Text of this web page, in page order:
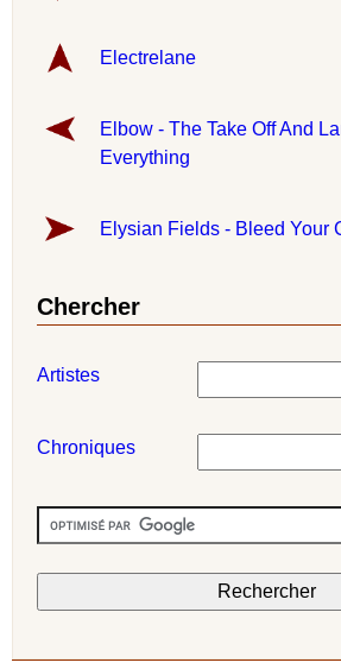
Electrelane
Elbow - The Take Off And
Everything
Elysian Fields - Bleed Your
Chercher
Artistes
Chroniques